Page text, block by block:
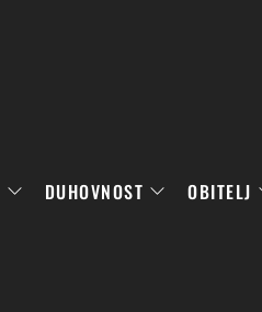
DUHOVNOST OBITELJ